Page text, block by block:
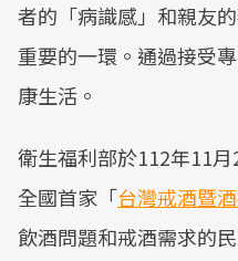
者的「病識感」和親友
重要的一環。通過接受
康生活。
衛生福利部於112年11
全國首家「台灣戒酒暨
飲酒問題和戒酒需求的